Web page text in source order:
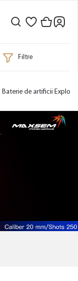
Filtre
Baterie de artificii